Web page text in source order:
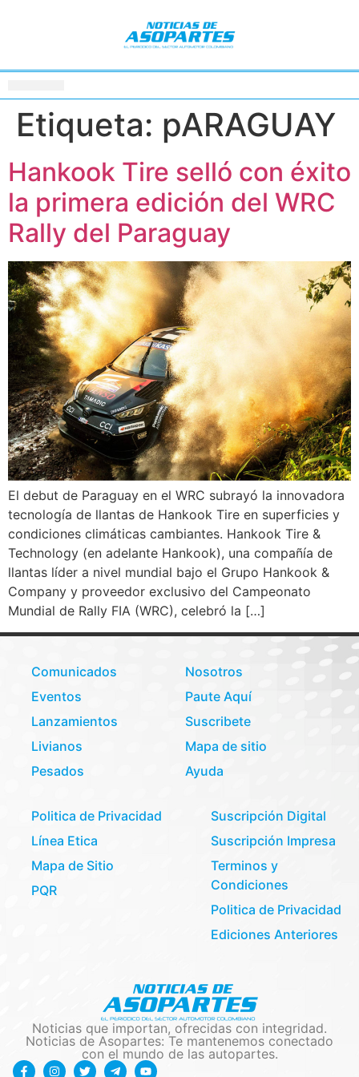
Etiqueta: pARAGUAY
Hankook Tire selló con éxito
la primera edición del WRC
Rally del Paraguay
El debut de Paraguay en el WRC subrayó la innovadora
tecnología de llantas de Hankook Tire en superficies y
condiciones climáticas cambiantes. Hankook Tire &
Technology (en adelante Hankook), una compañía de
llantas líder a nivel mundial bajo el Grupo Hankook &
Company y proveedor exclusivo del Campeonato
Mundial de Rally FIA (WRC), celebró la […]
Comunicados
Eventos
Lanzamientos
Livianos
Pesados
Nosotros
Paute Aquí
Suscribete
Mapa de sitio
Ayuda
Politica de Privacidad
Línea Etica
Mapa de Sitio
PQR
Suscripción Digital
Suscripción Impresa
Terminos y
Condiciones
Politica de Privacidad
Ediciones Anteriores
Noticias que importan, ofrecidas con integridad.
Noticias de Asopartes: Te mantenemos conectado
con el mundo de las autopartes.